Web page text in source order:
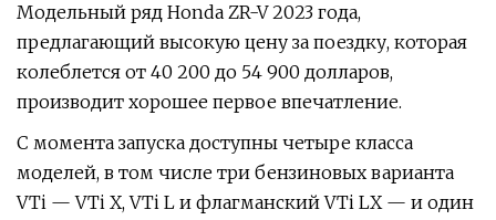
Модельный ряд Honda ZR-V 2023 года,
предлагающий высокую цену за поездку, которая
колеблется от 40 200 до 54 900 долларов,
производит хорошее первое впечатление.
С момента запуска доступны четыре класса
моделей, в том числе три бензиновых варианта
VTi — VTi X, VTi L и флагманский VTi LX — и один